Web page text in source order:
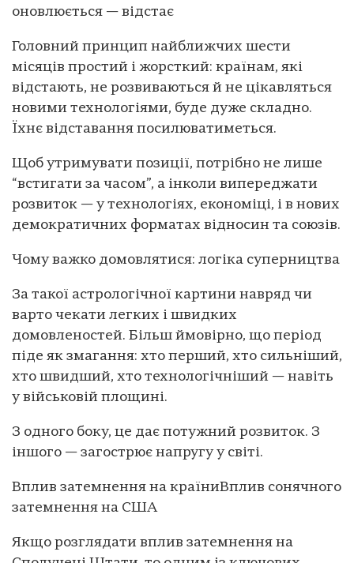
оновлюється — відстає
Головний принцип найближчих шести
місяців простий і жорсткий: країнам, які
відстають, не розвиваються й не цікавляться
новими технологіями, буде дуже складно.
Їхнє відставання посилюватиметься.
Щоб утримувати позиції, потрібно не лише
“встигати за часом”, а інколи випереджати
розвиток — у технологіях, економіці, і в нових
демократичних форматах відносин та союзів.
Чому важко домовлятися: логіка суперництва
За такої астрологічної картини навряд чи
варто чекати легких і швидких
домовленостей. Більш ймовірно, що період
піде як змагання: хто перший, хто сильніший,
хто швидший, хто технологічніший — навіть
у військовій площині.
З одного боку, це дає потужний розвиток. З
іншого — загострює напругу у світі.
Вплив затемнення на країниВплив сонячного
затемнення на США
Якщо розглядати вплив затемнення на